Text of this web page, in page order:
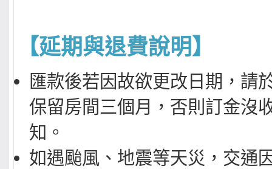
【延期與退費說明】
匯款後若因故欲更改日期，請
保留房間三個月，否則訂金沒
知。
如遇颱風、地震等天災，交通